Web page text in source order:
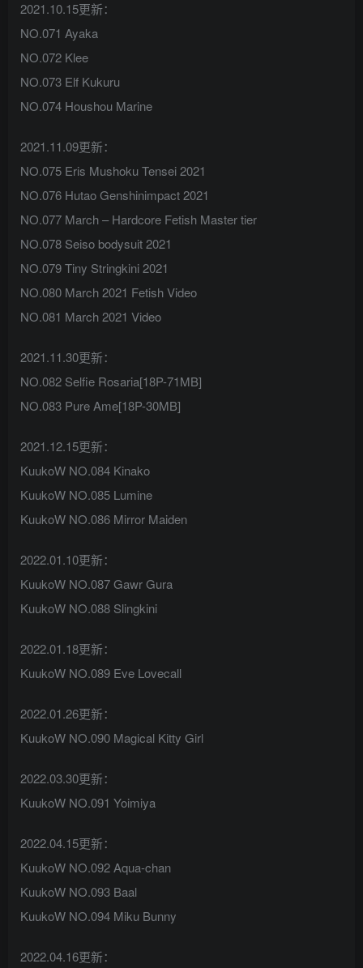
2021.10.15更新：
NO.071 Ayaka
NO.072 Klee
NO.073 Elf Kukuru
NO.074 Houshou Marine
2021.11.09更新：
NO.075 Eris Mushoku Tensei 2021
NO.076 Hutao Genshinimpact 2021
NO.077 March – Hardcore Fetish Master tier
NO.078 Seiso bodysuit 2021
NO.079 Tiny Stringkini 2021
NO.080 March 2021 Fetish Video
NO.081 March 2021 Video
2021.11.30更新：
NO.082 Selfie Rosaria[18P-71MB]
NO.083 Pure Ame[18P-30MB]
2021.12.15更新：
KuukoW NO.084 Kinako
KuukoW NO.085 Lumine
KuukoW NO.086 Mirror Maiden
2022.01.10更新：
KuukoW NO.087 Gawr Gura
KuukoW NO.088 Slingkini
2022.01.18更新：
KuukoW NO.089 Eve Lovecall
2022.01.26更新：
KuukoW NO.090 Magical Kitty Girl
2022.03.30更新：
KuukoW NO.091 Yoimiya
2022.04.15更新：
KuukoW NO.092 Aqua-chan
KuukoW NO.093 Baal
KuukoW NO.094 Miku Bunny
2022.04.16更新：